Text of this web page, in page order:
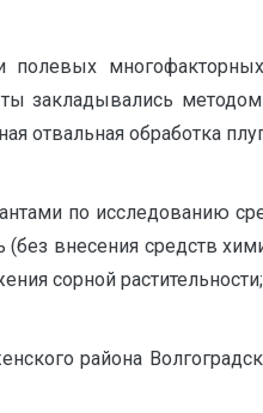
полевых
закладывались
отвальная обработка
по исследованию
внесения средств
сорной
района